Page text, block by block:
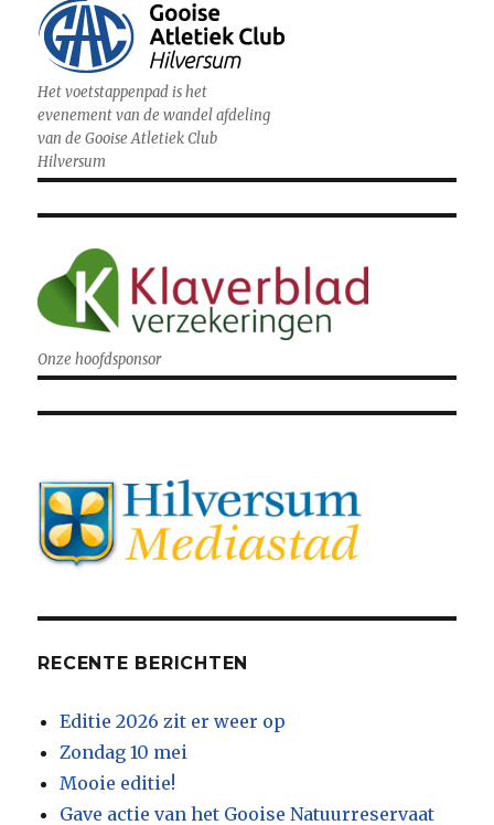
Het voetstappenpad is het
evenement van de wandel afdeling
van de Gooise Atletiek Club
Hilversum
Onze hoofdsponsor
RECENTE BERICHTEN
Editie 2026 zit er weer op
Zondag 10 mei
Mooie editie!
Gave actie van het Gooise Natuurreservaat